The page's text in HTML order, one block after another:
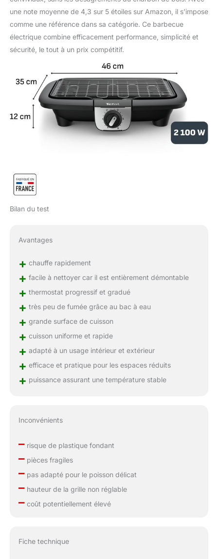
une note moyenne de 4,3 sur 5 étoiles sur Amazon, il s’impose
comme une référence dans sa catégorie. Ce barbecue
électrique combine efficacement performance, simplicité et
sécurité, le tout à un prix compétitif.
Bilan du test
Avantages
+ chauffe rapidement
+ facile à nettoyer car il est entièrement démontable
+ thermostat progressif et gradué
+ très peu de fumée grâce au bac à eau
+ grande surface de cuisson
+ cuisson uniforme et rapide
+ adapté à un usage intérieur et extérieur
+ efficace et pratique pour les espaces réduits
+ puissance assurant une température stable
Inconvénients
–risque de plastique fondant
–pièces fragiles
–pas adapté pour le poisson délicat
–hauteur de la grille non réglable
–coût potentiellement élevé
Fiche technique